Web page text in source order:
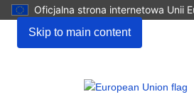
Skip to main content
Oficjalna strona internetowa Unii